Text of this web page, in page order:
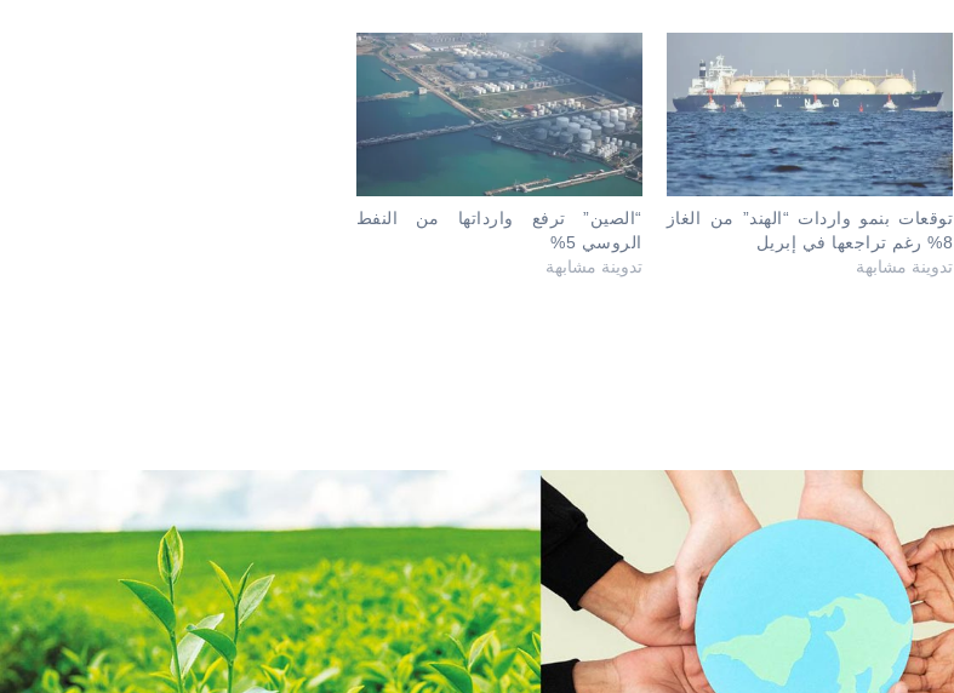
“الصين” ترفع وارداتها من النفط
الروسي 5%
تدوينة مشابهة
توقعات بنمو واردات “الهند” من الغاز
8% رغم تراجعها في إبريل
تدوينة مشابهة